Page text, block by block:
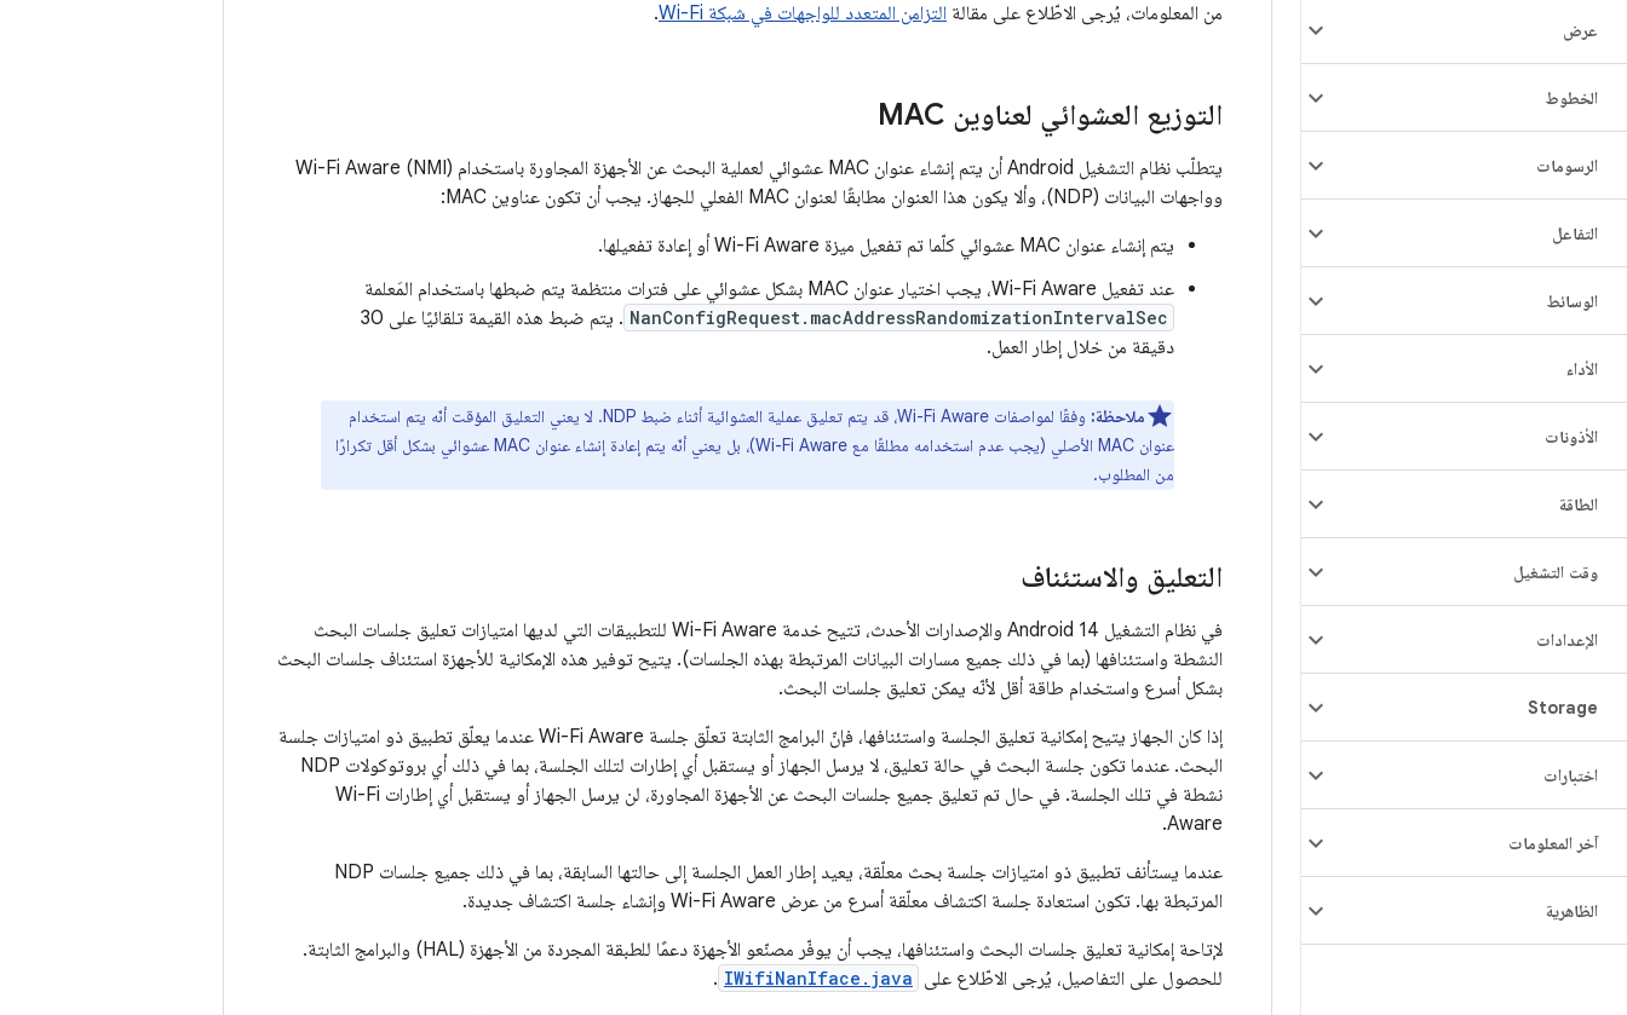
عرض
الخطوط
الرسومات
التفاعل
الوسائط
الأداء
الأذونات
الطاقة
وقت التشغيل
الإعدادات
Storage
اختبارات
آخر المعلومات
الظاهرية
من المعلومات، يُرجى الاطّلاع على مقالة التزامن المتعدد للواجهات في شبكة Wi-Fi .
التوزيع العشوائي لعناوين MAC
يتطلّب نظام التشغيل Android أن يتم إنشاء عنوان MAC عشوائي لعملية البحث عن الأجهزة المجاورة باستخدام Wi-Fi Aware (NMI)
وواجهات البيانات (NDP)، وألا يكون هذا العنوان مطابقًا لعنوان MAC الفعلي للجهاز. يجب أن تكون عناوين MAC:
يتم إنشاء عنوان MAC عشوائي كلّما تم تفعيل ميزة Wi-Fi Aware أو إعادة تفعيلها.
عند تفعيل Wi-Fi Aware، يجب اختيار عنوان MAC بشكل عشوائي على فترات منتظمة يتم ضبطها باستخدام المَعلمة
NanConfigRequest.macAddressRandomizationIntervalSec
. يتم ضبط هذه القيمة تلقائيًا على 30
دقيقة من خلال إطار العمل.
ملاحظة:
وفقًا لمواصفات Wi-Fi Aware، قد يتم تعليق عملية العشوائية أثناء ضبط NDP. لا يعني التعليق المؤقت أنّه يتم استخدام
عنوان MAC الأصلي (يجب عدم استخدامه مطلقًا مع Wi-Fi Aware)، بل يعني أنّه يتم إعادة إنشاء عنوان MAC عشوائي بشكل أقل تكرارًا
من المطلوب.
التعليق والاستئناف
في نظام التشغيل Android 14 والإصدارات الأحدث، تتيح خدمة Wi-Fi Aware للتطبيقات التي لديها امتيازات تعليق جلسات البحث
النشطة واستئنافها (بما في ذلك جميع مسارات البيانات المرتبطة بهذه الجلسات). يتيح توفير هذه الإمكانية للأجهزة استئناف جلسات البحث
بشكل أسرع واستخدام طاقة أقل لأنّه يمكن تعليق جلسات البحث.
إذا كان الجهاز يتيح إمكانية تعليق الجلسة واستئنافها، فإنّ البرامج الثابتة تعلّق جلسة Wi-Fi Aware عندما يعلّق تطبيق ذو امتيازات جلسة
البحث. عندما تكون جلسة البحث في حالة تعليق، لا يرسل الجهاز أو يستقبل أي إطارات لتلك الجلسة، بما في ذلك أي بروتوكولات NDP
نشطة في تلك الجلسة. في حال تم تعليق جميع جلسات البحث عن الأجهزة المجاورة، لن يرسل الجهاز أو يستقبل أي إطارات Wi-Fi
Aware.
عندما يستأنف تطبيق ذو امتيازات جلسة بحث معلّقة، يعيد إطار العمل الجلسة إلى حالتها السابقة، بما في ذلك جميع جلسات NDP
المرتبطة بها. تكون استعادة جلسة اكتشاف معلّقة أسرع من عرض Wi-Fi Aware وإنشاء جلسة اكتشاف جديدة.
لإتاحة إمكانية تعليق جلسات البحث واستئنافها، يجب أن يوفّر مصنّعو الأجهزة دعمًا للطبقة المجردة من الأجهزة (HAL) والبرامج الثابتة.
للحصول على التفاصيل، يُرجى الاطّلاع على IWifiNanIface.java
.